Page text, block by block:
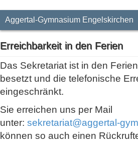
Aggertal-Gymnasium Engelskirchen
Erreichbarkeit in den Ferien
Das Sekretariat ist in den
besetzt und die telefonische
eingeschränkt.
Sie erreichen uns per Mail
unter: sekretariat@aggertal-
können so auch einen